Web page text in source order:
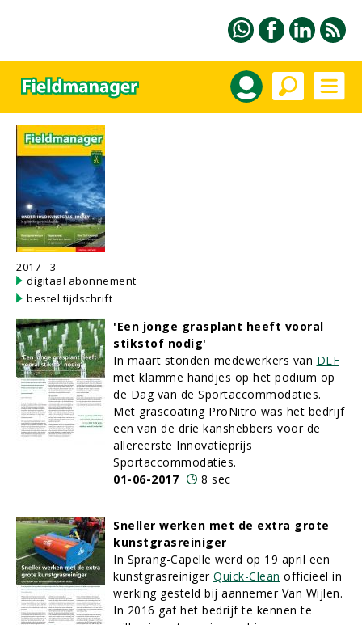
2017 - 3
digitaal abonnement
bestel tijdschrift
'Een jonge grasplant heeft vooral
stikstof nodig'
In maart stonden medewerkers van DLF
met klamme handjes op het podium op
de Dag van de Sportaccommodaties.
Met grascoating ProNitro was het bedrijf
een van de drie kanshebbers voor de
allereerste Innovatieprijs
Sportaccommodaties.
01-06-2017
8 sec
Sneller werken met de extra grote
kunstgrasreiniger
In Sprang-Capelle werd op 19 april een
kunstgrasreiniger Quick-Clean officieel in
werking gesteld bij aannemer Van Wijlen.
In 2016 gaf het bedrijf te kennen te